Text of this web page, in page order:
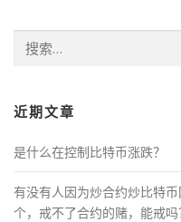
索：
近期文章
是什么在控制比特币涨跌？
有没有人因为炒合约炒比特
个，戒不了合约的赌，能戒吗